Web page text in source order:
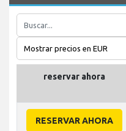
reservar ahora
RESERVAR AHORA